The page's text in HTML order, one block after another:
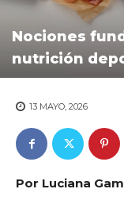
Nociones
nutrición
13 MAYO, 2026
Por Luciana